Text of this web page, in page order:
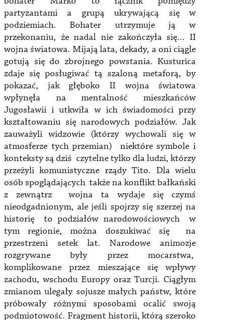
partyzantami a grupą ukrywającą się w
podziemiach. Bohater utrzymuje ją w
przekonaniu, że nadal nie zakończyła się… II
wojna światowa. Mijają lata, dekady, a oni ciągle
gotują się do zbrojnego powstania. Kusturica
zdaje się posługiwać tą szaloną metaforą, by
pokazać, jak głęboko II wojna światowa
wpłynęła na mentalność mieszkańców
Jugosławii i utkwiła w ich świadomości przy
kształtowaniu się narodowych podziałów. Jak
zauważyli widzowie (którzy wychowali się w
atmosferze tych przemian) niektóre symbole i
konteksty są dziś czytelne tylko dla ludzi, którzy
przeżyli komunistyczne rządy Tito. Dla wielu
osób spoglądających także na konflikt bałkański
z zewnątrz wojna ta wydaje się czymś
nieodgadnionym, ale jeśli spojrzy się szerzej na
historię to podziałów narodowościowych w
tym regionie, można doszukiwać się na
przestrzeni setek lat. Narodowe animozje
rozgrywane były przez mocarstwa,
komplikowane przez mieszające się wpływy
zachodu, wschodu Europy oraz Turcji. Ciągłym
zmianom ulegały sojusze małych państw, które
próbowały różnymi sposobami ocalić swoją
podmiotowość. Fragment historii, którą szeroko